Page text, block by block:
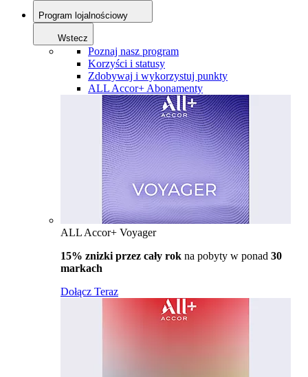
Program lojalnościowy
Wstecz
Poznaj nasz program
Korzyści i statusy
Zdobywaj i wykorzystuj punkty
ALL Accor+ Abonamenty
ALL Accor+ Voyager
15% znizki przez cały rok na pobyty w ponad 30
markach
Dołącz Teraz